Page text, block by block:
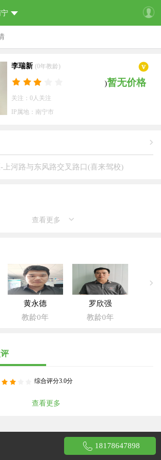
李瑞新 (0年教龄)
)暂无价格
关注：0人关注
IP属地：南宁市
上河路与东风路交叉路口(喜来驾校)
查看更多
黄永德
教龄0年
罗欣强
教龄0年
综合评分3.0分
查看更多
18178647898